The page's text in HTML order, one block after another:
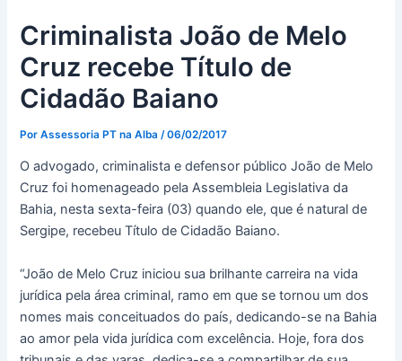
Criminalista João de Melo
Cruz recebe Título de
Cidadão Baiano
PorAssessoria PT na Alba/06/02/2017
O advogado, criminalista e defensor público João de Melo
Cruz foi homenageado pela Assembleia Legislativa da
Bahia, nesta sexta-feira (03) quando ele, que é natural de
Sergipe, recebeu Título de Cidadão Baiano.
“João de Melo Cruz iniciou sua brilhante carreira na vida
jurídica pela área criminal, ramo em que se tornou um dos
nomes mais conceituados do país, dedicando-se na Bahia
ao amor pela vida jurídica com excelência. Hoje, fora dos